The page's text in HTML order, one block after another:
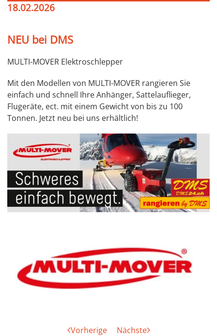
18.02.2026
NEU bei DMS
MULTI-MOVER Elektroschlepper
Mit den Modellen von MULTI-MOVER rangieren Sie
einfach und schnell Ihre Anhänger, Sattelauflieger,
Flugeräte, ect. mit einem Gewicht von bis zu 100
Tonnen. Jetzt neu bei uns erhältlich!
Vorherige Nächste